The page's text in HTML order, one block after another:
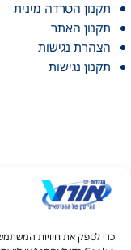
כדי לספק את חוויות
תקנון הטרדה מינית
תקנון האתר
הצהרת נגישות
תקנון נגישות
טקסט
טקסט